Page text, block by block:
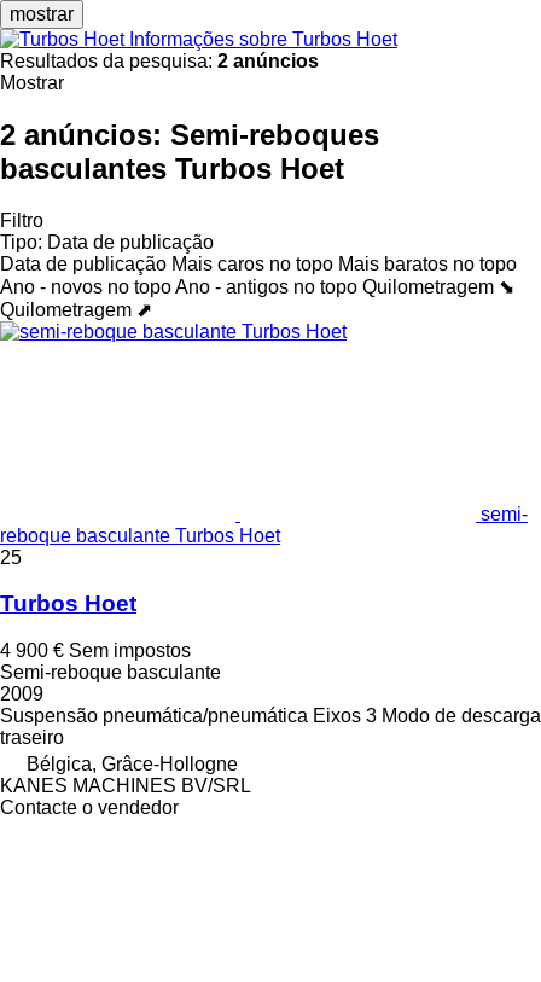
mostrar
Informações sobre Turbos Hoet
Resultados da pesquisa: 2 anúncios
Mostrar
2 anúncios: Semi-reboques
basculantes Turbos Hoet
Filtro
Tipo: Data de publicação
Data de publicação Mais caros no topo Mais baratos no topo
Ano - novos no topoAno - antigos no topo Quilometragem ⬊
Quilometragem ⬈
semi-
reboque basculante Turbos Hoet
25
Turbos Hoet
4 900 € Sem impostos
Semi-reboque basculante
2009
Suspensão pneumática/pneumática Eixos 3 Modo de descarga
traseiro
Bélgica, Grâce-Hollogne
KANES MACHINES BV/SRL
Contacte o vendedor